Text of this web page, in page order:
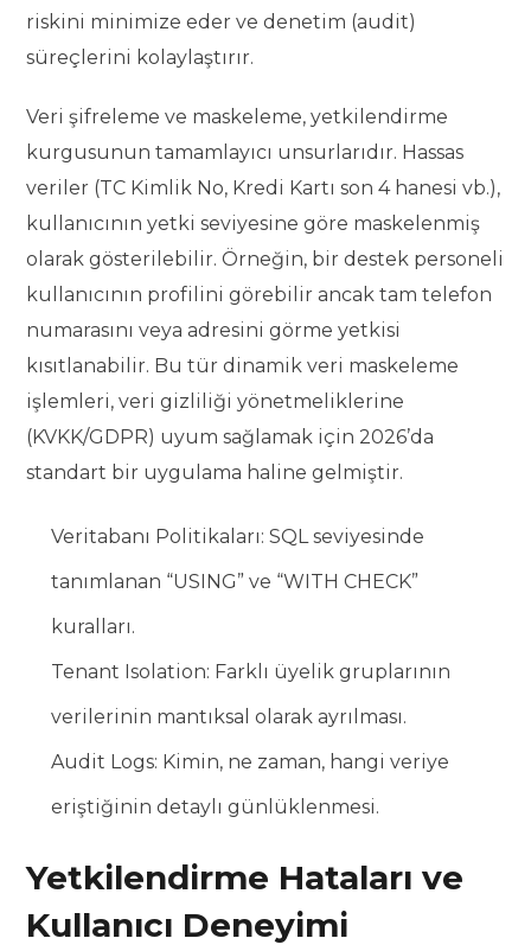
riskini minimize eder ve denetim (audit)
süreçlerini kolaylaştırır.
Veri şifreleme ve maskeleme, yetkilendirme
kurgusunun tamamlayıcı unsurlarıdır. Hassas
veriler (TC Kimlik No, Kredi Kartı son 4 hanesi vb.),
kullanıcının yetki seviyesine göre maskelenmiş
olarak gösterilebilir. Örneğin, bir destek personeli
kullanıcının profilini görebilir ancak tam telefon
numarasını veya adresini görme yetkisi
kısıtlanabilir. Bu tür dinamik veri maskeleme
işlemleri, veri gizliliği yönetmeliklerine
(KVKK/GDPR) uyum sağlamak için 2026’da
standart bir uygulama haline gelmiştir.
Veritabanı Politikaları: SQL seviyesinde
tanımlanan “USING” ve “WITH CHECK”
kuralları.
Tenant Isolation: Farklı üyelik gruplarının
verilerinin mantıksal olarak ayrılması.
Audit Logs: Kimin, ne zaman, hangi veriye
eriştiğinin detaylı günlüklenmesi.
Yetkilendirme Hataları ve
Kullanıcı Deneyimi